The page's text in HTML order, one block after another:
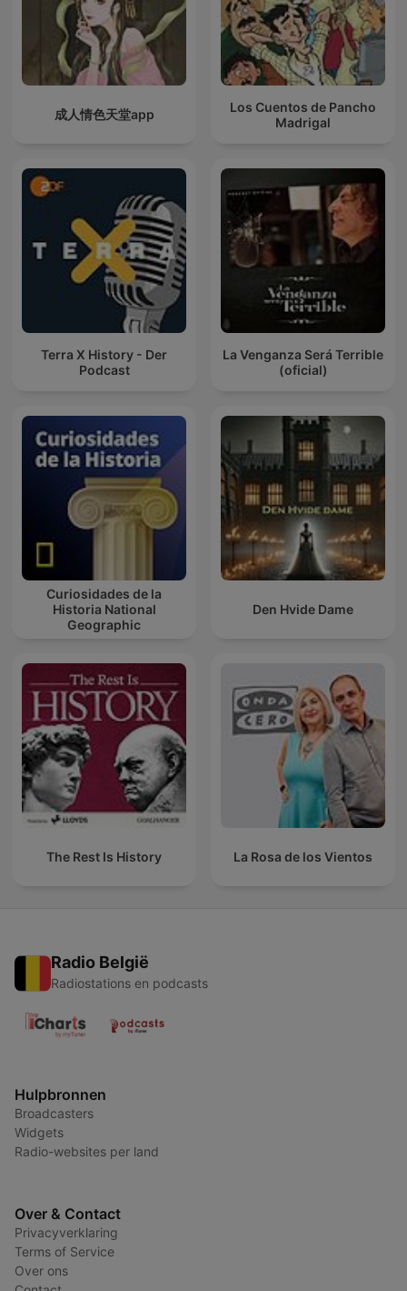
成人情色天堂app
Los Cuentos de Pancho
Madrigal
Terra X History - Der
Podcast
La Venganza Será Terrible
(oficial)
Curiosidades de la
Historia National
Geographic
Den Hvide Dame
The Rest Is History La Rosa de los Vientos
Radio België
Radiostations en podcasts
Hulpbronnen
Broadcasters
Widgets
Radio-websites per land
Over & Contact
Privacyverklaring
Terms of Service
Over ons